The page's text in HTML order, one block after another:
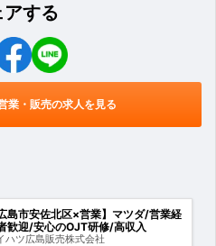
アする
業・販売の求人を見る
広島市安佐北区×営業】マツダ/営業経
歓迎/安心のOJT研修/高収入
ハツ広島販売株式会社